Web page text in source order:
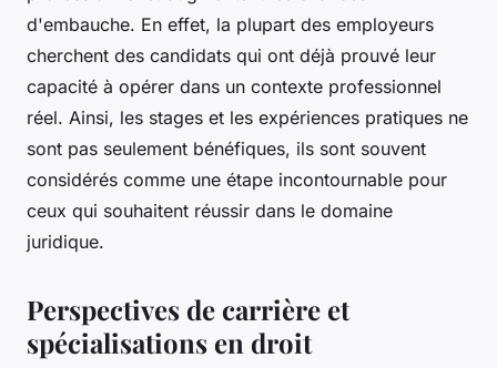
d'embauche. En effet, la plupart des employeurs
cherchent des candidats qui ont déjà prouvé leur
capacité à opérer dans un contexte professionnel
réel. Ainsi, les stages et les expériences pratiques ne
sont pas seulement bénéfiques, ils sont souvent
considérés comme une étape incontournable pour
ceux qui souhaitent réussir dans le domaine
juridique.
Perspectives de carrière et
spécialisations en droit